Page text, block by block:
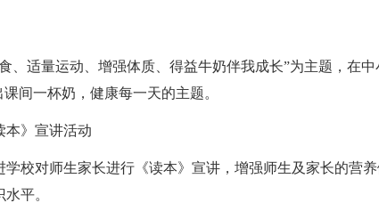
、适量运动、增强体质、得益牛奶伴我成长”为主题，在中
间一杯奶，健康每一天的主题。
本》宣讲活动
校对师生家长进行《读本》宣讲，增强师生及家长的营
平。